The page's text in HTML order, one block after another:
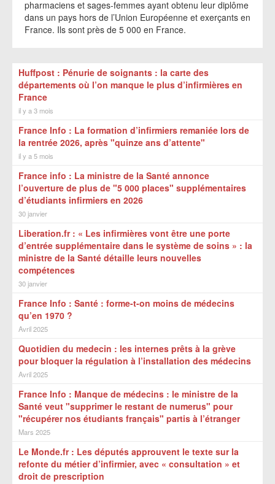
pharmaciens et sages-femmes ayant obtenu leur diplôme
dans un pays hors de l’Union Européenne et exerçants en
France. Ils sont près de 5 000 en France.
Huffpost : Pénurie de soignants : la carte des
départements où l’on manque le plus d’infirmières en
France
il y a 3 mois
France Info : La formation d’infirmiers remaniée lors de
la rentrée 2026, après "quinze ans d’attente"
il y a 5 mois
France info : La ministre de la Santé annonce
l’ouverture de plus de "5 000 places" supplémentaires
d’étudiants infirmiers en 2026
30 janvier
Liberation.fr : « Les infirmières vont être une porte
d’entrée supplémentaire dans le système de soins » : la
ministre de la Santé détaille leurs nouvelles
compétences
30 janvier
France Info : Santé : forme-t-on moins de médecins
qu’en 1970 ?
Avril 2025
Quotidien du medecin : les internes prêts à la grève
pour bloquer la régulation à l’installation des médecins
Avril 2025
France Info : Manque de médecins : le ministre de la
Santé veut "supprimer le restant de numerus" pour
"récupérer nos étudiants français" partis à l’étranger
Mars 2025
Le Monde.fr : Les députés approuvent le texte sur la
refonte du métier d’infirmier, avec « consultation » et
droit de prescription